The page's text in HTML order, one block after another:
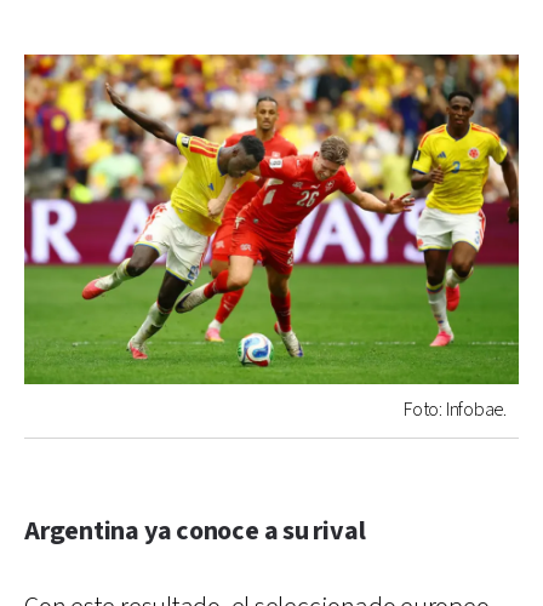
Foto: Infobae.
Argentina ya conoce a su rival